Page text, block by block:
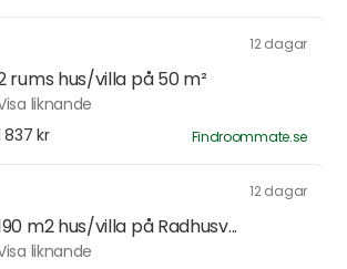
12 dagar
rums hus/villa på 50 m²
liknande
837 kr
Findroommate.se
12 dagar
m2 hus/villa på Radhusv...
liknande